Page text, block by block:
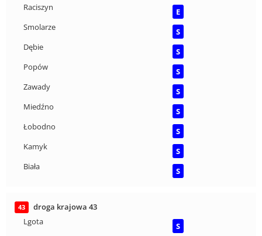
Raciszyn
E
Smolarze
S
Dębie
S
Popów
S
Zawady
S
Miedźno
S
Łobodno
S
Kamyk
S
Biała
S
43
droga krajowa 43
Lgota
S